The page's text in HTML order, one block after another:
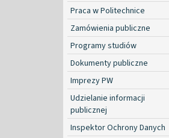
Praca w Politechnice
Zamówienia publiczne
Programy studiów
Dokumenty publiczne
Imprezy PW
Udzielanie informacji
publicznej
Inspektor Ochrony Danych